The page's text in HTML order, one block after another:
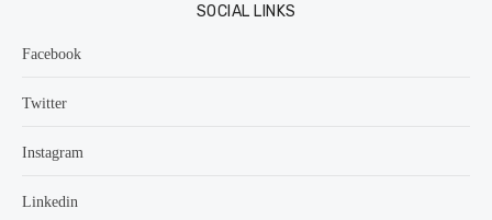
SOCIAL LINKS
Facebook
Twitter
Instagram
Linkedin